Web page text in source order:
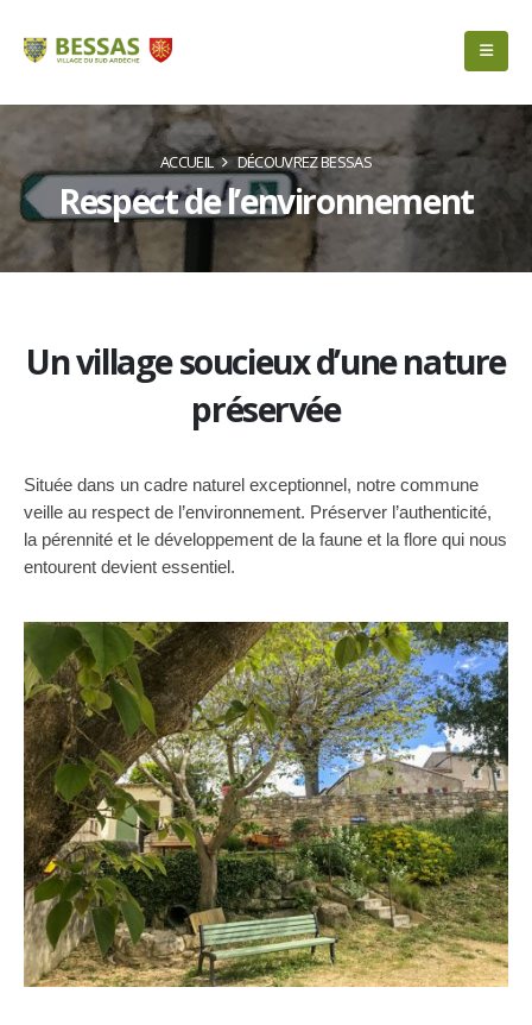
ACCUEIL DÉCOUVREZ BESSAS
Respect de l’environnement
Un village soucieux d’une nature
préservée
Située dans un cadre naturel exceptionnel, notre commune
veille au respect de l’environnement. Préserver l’authenticité,
la pérennité et le développement de la faune et la flore qui nous
entourent devient essentiel.